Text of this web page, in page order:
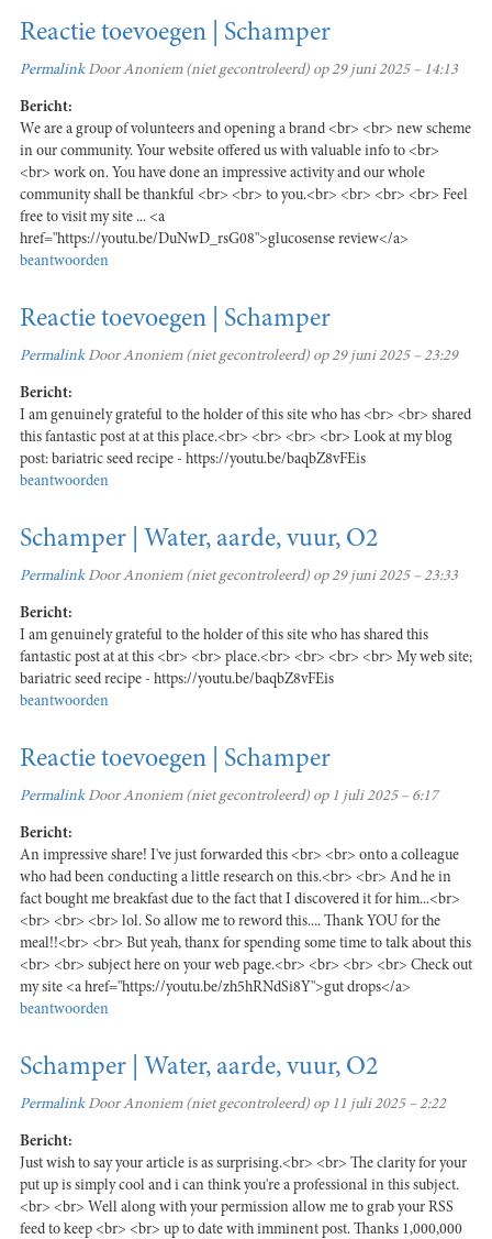
Reactie toevoegen | Schamper
PermalinkDoorAnoniem (niet gecontroleerd) op 29 juni 2025 – 14:13
Bericht:
We are a group of volunteers and opening a brand <br> <br> new scheme
in our community. Your website offered us with valuable info to <br>
<br> work on. You have done an impressive activity and our whole
community shall be thankful <br> <br> to you.<br> <br> <br> <br> Feel
free to visit my site ... <a
href="https://youtu.be/DuNwD_rsG08">glucosense review</a>
beantwoorden
Reactie toevoegen | Schamper
PermalinkDoorAnoniem (niet gecontroleerd) op 29 juni 2025 – 23:29
Bericht:
I am genuinely grateful to the holder of this site who has <br> <br> shared
this fantastic post at at this place.<br> <br> <br> <br> Look at my blog
post: bariatric seed recipe - https://youtu.be/baqbZ8vFEis
beantwoorden
Schamper | Water, aarde, vuur, O2
PermalinkDoorAnoniem (niet gecontroleerd) op 29 juni 2025 – 23:33
Bericht:
I am genuinely grateful to the holder of this site who has shared this
fantastic post at at this <br> <br> place.<br> <br> <br> <br> My web site;
bariatric seed recipe - https://youtu.be/baqbZ8vFEis
beantwoorden
Reactie toevoegen | Schamper
PermalinkDoorAnoniem (niet gecontroleerd) op 1 juli 2025 – 6:17
Bericht:
An impressive share! I've just forwarded this <br> <br> onto a colleague
who had been conducting a little research on this.<br> <br> And he in
fact bought me breakfast due to the fact that I discovered it for him...<br>
<br> <br> <br> lol. So allow me to reword this.... Thank YOU for the
meal!!<br> <br> But yeah, thanx for spending some time to talk about this
<br> <br> subject here on your web page.<br> <br> <br> <br> Check out
my site <a href="https://youtu.be/zh5hRNdSi8Y">gut drops</a>
beantwoorden
Schamper | Water, aarde, vuur, O2
PermalinkDoorAnoniem (niet gecontroleerd) op 11 juli 2025 – 2:22
Bericht:
Just wish to say your article is as surprising.<br> <br> The clarity for your
put up is simply cool and i can think you're a professional in this subject.
<br> <br> Well along with your permission allow me to grab your RSS
feed to keep <br> <br> up to date with imminent post. Thanks 1,000,000